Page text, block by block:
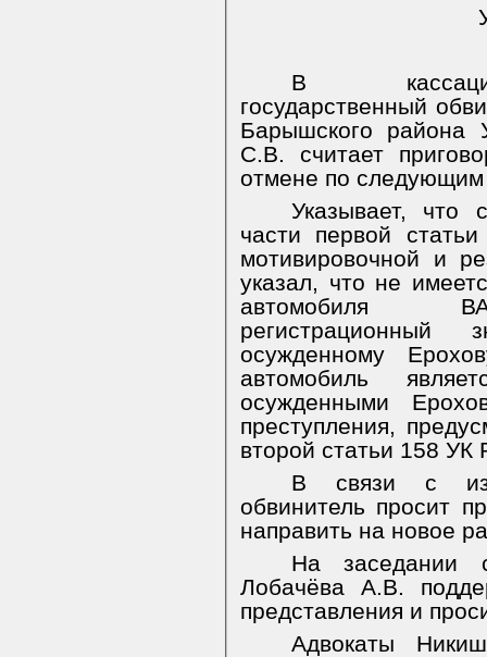
В
государственный
Барышского района
С.В. считает
отмене по
Указывает, что
части первой
мотивировочной и
указал, что не
автомобиля
регистрационный
осужденному
автомобиль
осужденными
преступления,
второй статьи 158 УК
В связи с
обвинитель просит
направить на новое
На заседании
Лобачёва А.В.
представления и
Адвокаты